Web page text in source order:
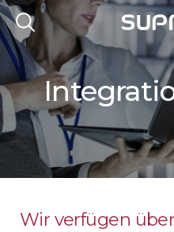
Wir verfügen